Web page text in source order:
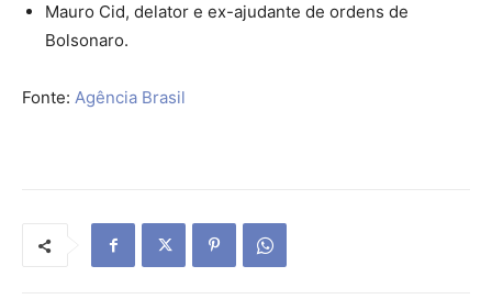
Mauro Cid, delator e ex-ajudante de ordens de
Bolsonaro.
Fonte: Agência Brasil